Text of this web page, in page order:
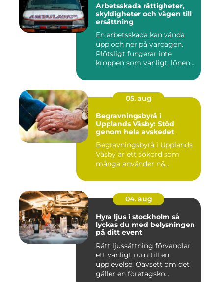
Arbetsskada rättigheter,
skyldigheter och vägen till
ersättning
En arbetsskada kan vända
upp och ner på vardagen.
Plötsligt fungerar inte
kroppen som vanligt, lönen...
05. aug
Begravningsbyrå i
Upplands Väsby: Stöd
genom hela avskedet
Begravningsbyrå i Upplands
Väsby är ett sökord som
många använder n&...
04. aug
Hyra ljus i stockholm så
lyckas du med belysningen
på ditt event
Rätt ljussättning förvandlar
ett vanligt rum till en
upplevelse. Oavsett om det
gäller en företagsko...